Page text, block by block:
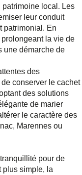
local. Les
leur conduit
patrimonial. En
la vie de
une démarche de
des
conserver le cachet
des solutions
de marier
le caractère des
Marennes ou
pour de
plus simple, la